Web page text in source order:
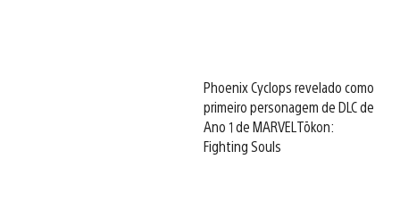
Phoenix Cyclops revelado como
primeiro personagem de DLC de
Ano 1 de MARVEL Tōkon:
Fighting Souls